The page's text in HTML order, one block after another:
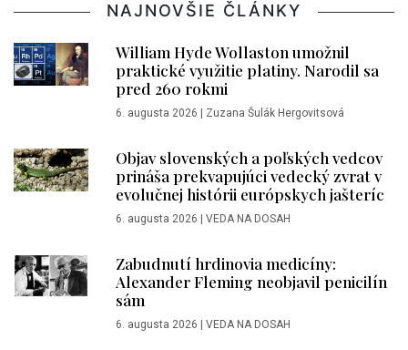
NAJNOVŠIE ČLÁNKY
William Hyde Wollaston umožnil
praktické využitie platiny. Narodil sa
pred 260 rokmi
6. augusta 2026 Zuzana Šulák Hergovitsová
Objav slovenských a poľských vedcov
prináša prekvapujúci vedecký zvrat v
evolučnej histórii európskych jašteríc
6. augusta 2026 VEDA NA DOSAH
Zabudnutí hrdinovia medicíny:
Alexander Fleming neobjavil penicilín
sám
6. augusta 2026 VEDA NA DOSAH